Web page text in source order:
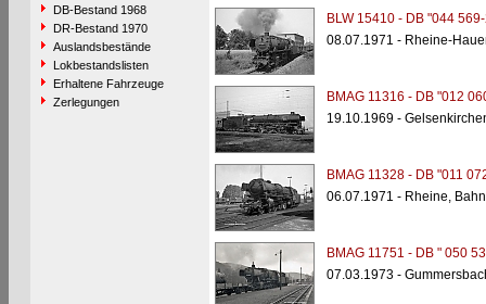
DB-Bestand 1968
DR-Bestand 1970
Auslandsbestände
Lokbestandslisten
Erhaltene Fahrzeuge
Zerlegungen
BLW 15410 - DB "044
08.07.1971 - Rheine-
BMAG 11316 - DB "012
19.10.1969 -
BMAG 11328 - DB "011
06.07.1971 - Rheine,
BMAG 11751 - DB " 050
07.03.1973 -